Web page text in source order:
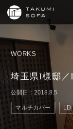
WORKS
埼玉県I様邸
公開日：2018.8.5
マルチカバー LD